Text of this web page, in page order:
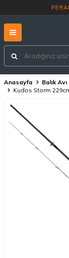
Anasayfa Balık Avı
Kudos Storm